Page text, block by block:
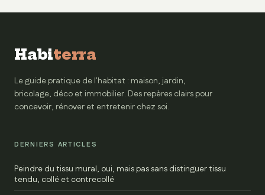
Habiterra
Le guide pratique de l'habitat : maison, jardin,
bricolage, déco et immobilier. Des repères clairs pour
concevoir, rénover et entretenir chez soi.
DERNIERS ARTICLES
Peindre du tissu mural, oui, mais pas sans distinguer tissu
tendu, collé et contrecollé